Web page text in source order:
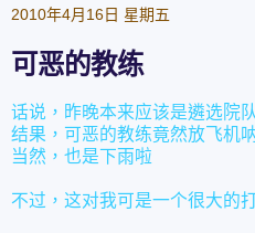
2010年4月16日 星期五
可恶的教练
话说，昨晚本来应该是遴选院
结果，可恶的教练竟然放飞机
当然，也是下雨啦
不过，这对我可是一个很大的